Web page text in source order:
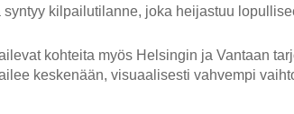
syntyy kilpailutilanne, joka heijastuu
kohteita myös Helsingin ja Vantaan
keskenään, visuaalisesti vahvempi